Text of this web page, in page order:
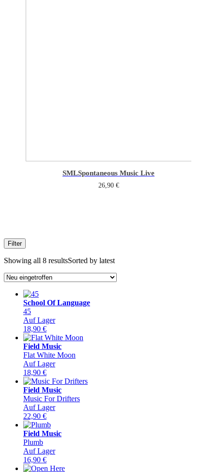
SMLSpontaneous Music Live
26,90 €
Filter
Showing all 8 resultsSorted by latest
School Of Language
45
Auf Lager
18,90 €
Field Music
Flat White Moon
Auf Lager
18,90 €
Field Music
Music For Drifters
Auf Lager
22,90 €
Field Music
Plumb
Auf Lager
16,90 €